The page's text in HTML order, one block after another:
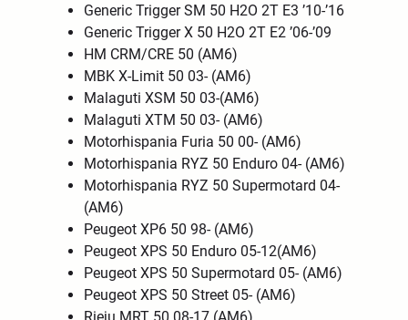
Generic Trigger SM 50 H2O 2T E3 ’10-’16
Generic Trigger X 50 H2O 2T E2 ’06-’09
HM CRM/CRE 50 (AM6)
MBK X-Limit 50 03- (AM6)
Malaguti XSM 50 03-(AM6)
Malaguti XTM 50 03- (AM6)
Motorhispania Furia 50 00- (AM6)
Motorhispania RYZ 50 Enduro 04- (AM6)
Motorhispania RYZ 50 Supermotard 04-
(AM6)
Peugeot XP6 50 98- (AM6)
Peugeot XPS 50 Enduro 05-12(AM6)
Peugeot XPS 50 Supermotard 05- (AM6)
Peugeot XPS 50 Street 05- (AM6)